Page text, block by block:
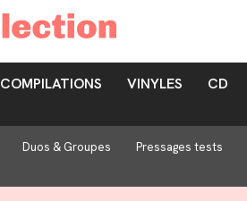
COMPILATIONS VINYLES CD
Duos & Groupes Pressages tests